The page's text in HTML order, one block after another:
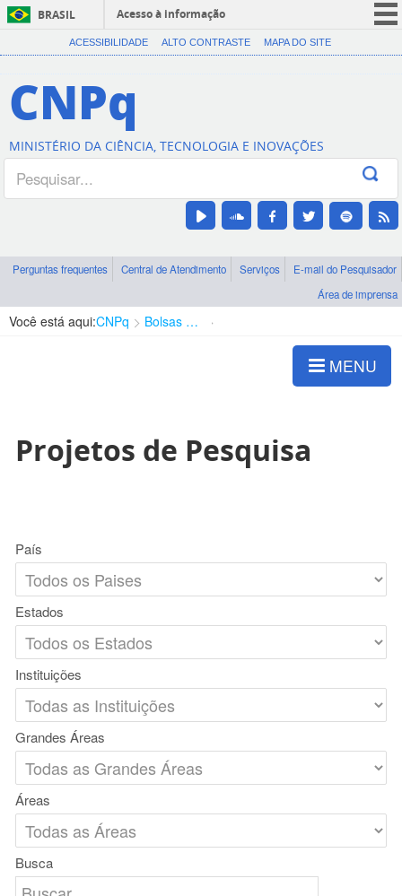
BRASIL
Acesso à informação
CORONAVÍRUS (COVID-19)
Canais
ACESSIBILIDADE ALTO CONTRASTE MAPA DO SITE
CNPq
MINISTÉRIO DA CIÊNCIA, TECNOLOGIA E INOVAÇÕES
Perguntas frequentes Central de Atendimento Serviços
E-mail do Pesquisador
Área de imprensa
Você está aqui:CNPq Bolsas e Auxílios Vigentes
MENU
Projetos de Pesquisa
País
Estados
Instituições
Grandes Áreas
Áreas
Busca